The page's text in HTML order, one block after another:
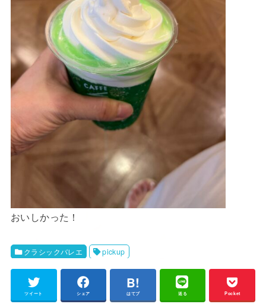
おいしかった！
クラシックバレエ pickup
ツイート シェア はてブ 送る Pocket